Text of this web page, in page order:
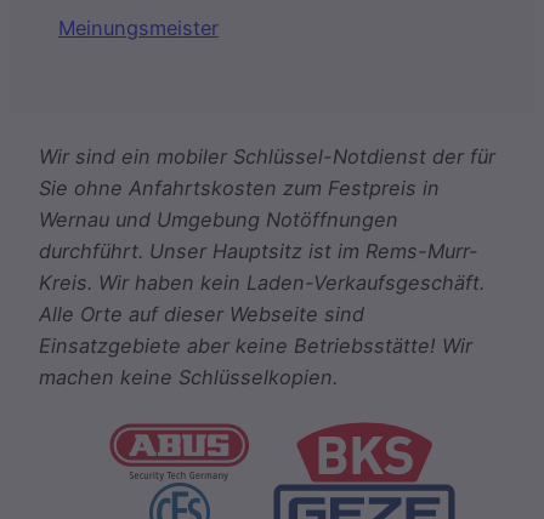
Meinungsmeister
Wir sind ein mobiler Schlüssel-Notdienst der für
Sie ohne Anfahrtskosten zum Festpreis in
Wernau und Umgebung Notöffnungen
durchführt. Unser Hauptsitz ist im Rems-Murr-
Kreis. Wir haben kein Laden-Verkaufsgeschäft.
Alle Orte auf dieser Webseite sind
Einsatzgebiete aber keine Betriebsstätte! Wir
machen keine Schlüsselkopien.